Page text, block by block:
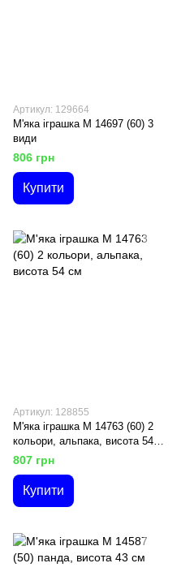
Артикул: 129664
М'яка іграшка M 14697 (60) 3
види
806 грн
Купити
Артикул: 128855
М'яка іграшка М 14763 (60) 2
кольори, альпака, висота 54
см
807 грн
Купити